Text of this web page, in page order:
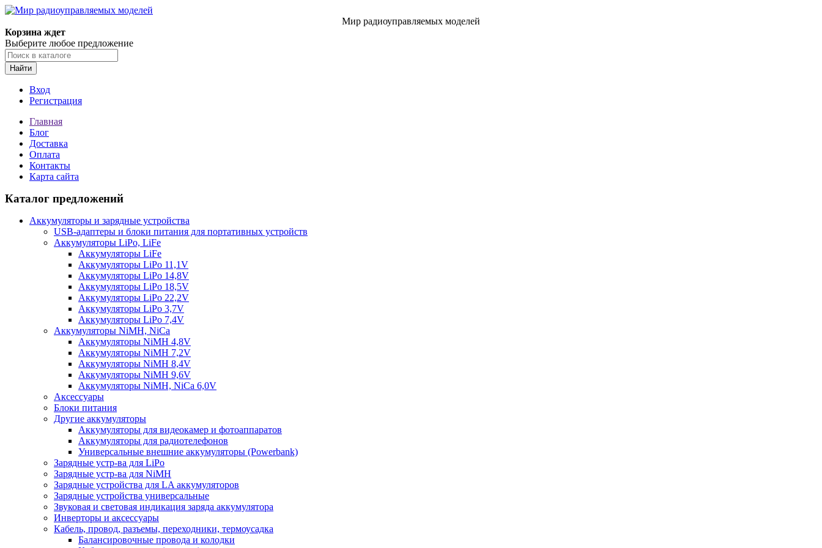
Мир радиоуправляемых моделей
Корзина ждет
Выберите любое предложение
Найти
Вход
Регистрация
Главная
Блог
Доставка
Оплата
Контакты
Карта сайта
Каталог предложений
Аккумуляторы и зарядные устройства
USB-адаптеры и блоки питания для портативных устройств
Аккумуляторы LiPo, LiFe
Аккумуляторы LiFe
Аккумуляторы LiPo 11,1V
Аккумуляторы LiPo 14,8V
Аккумуляторы LiPo 18,5V
Аккумуляторы LiPo 22,2V
Аккумуляторы LiPo 3,7V
Аккумуляторы LiPo 7,4V
Аккумуляторы NiMH, NiCa
Аккумуляторы NiMH 4,8V
Аккумуляторы NiMH 7,2V
Аккумуляторы NiMH 8,4V
Аккумуляторы NiMH 9,6V
Аккумуляторы NiMH, NiCa 6,0V
Аксессуары
Блоки питания
Другие аккумуляторы
Аккумуляторы для видеокамер и фотоаппаратов
Аккумуляторы для радиотелефонов
Универсальные внешние аккумуляторы (Powerbank)
Зарядные устр-ва для LiPo
Зарядные устр-ва для NiMH
Зарядные устройства для LA аккумуляторов
Зарядные устройства универсальные
Звуковая и световая индикация заряда аккумулятора
Инверторы и аксессуары
Кабель, провод, разъемы, переходники, термоусадка
Балансировочные провода и колодки